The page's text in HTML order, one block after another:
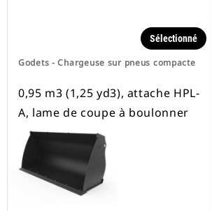
Godets - Chargeuse sur pneus compacte
Sélectionné
0,95 m3 (1,25 yd3), attache HPL-
A, lame de coupe à boulonner